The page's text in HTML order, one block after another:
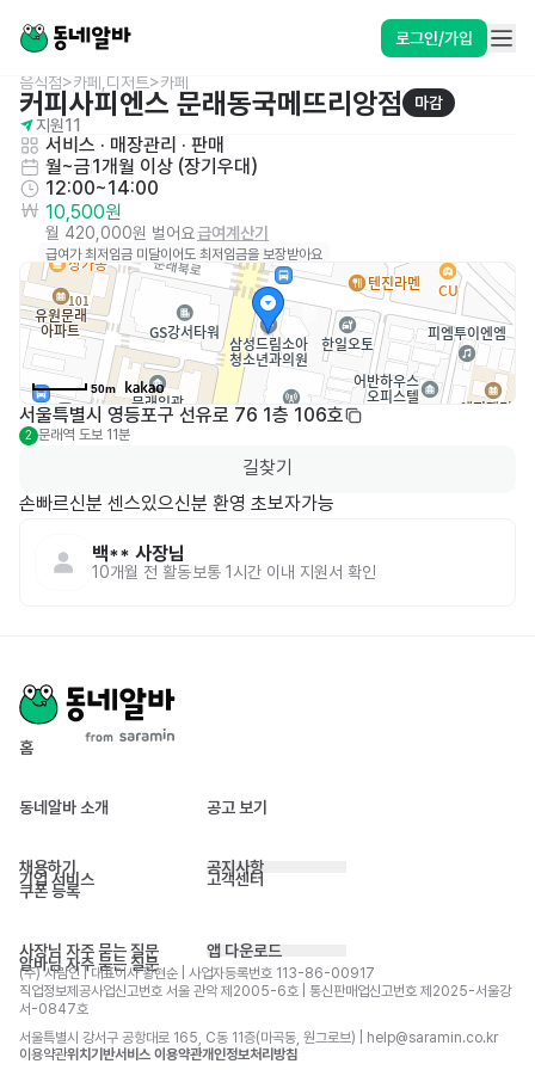
로그인/가입
음식점>카페,디저트>카페
커피사피엔스 문래동국메뜨리앙점
마감
지원11
서비스 · 매장관리 · 판매
월~금1개월 이상 (장기우대)
12:00~14:00
10,500원
월 420,000원 벌어요급여계산기
급여가 최저임금 미달이어도 최저임금을 보장받아요
50m
서울특별시 영등포구 선유로 76 1층 106호
2 문래역 도보 11분
길찾기
손빠르신분 센스있으신분 환영 초보자가능
백** 사장님
10개월 전 활동 보통 1시간 이내 지원서 확인
홈
동네알바 소개 공고 보기
채용하기
기업 서비스
쿠폰 등록
공지사항
고객센터
사장님 자주 묻는 질문
알바님 자주 묻는 질문
앱 다운로드
(주) 사람인 | 대표이사 황현순 | 사업자등록번호 113-86-00917
직업정보제공사업신고번호 서울 관악 제2005-6호 | 통신판매업신고번호 제2025-서울강
서-0847호
서울특별시 강서구 공항대로 165, C동 11층(마곡동, 원그로브) | help@saramin.co.kr
이용약관위치기반서비스 이용약관개인정보처리방침